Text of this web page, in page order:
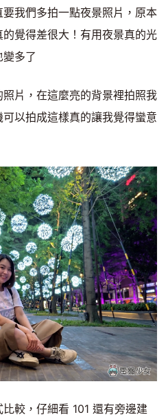
我們多拍一點夜景照片，原本
覺得差很大！有用夜景真的光
多了
片，在這麼亮的背景裡拍照我
以拍成這樣真的讓我覺得蠻意
較，仔細看 101 還有旁邊建